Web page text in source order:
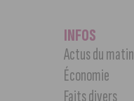
INFOS
Actus du matin
Économie
Faits divers